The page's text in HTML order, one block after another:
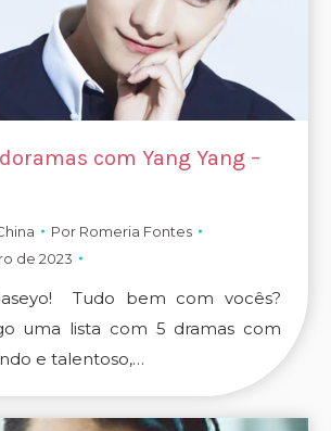
com Yang Yang –
Por Romeria Fontes
de 2023
Tudo bem com vocês?
uma lista com 5 dramas com
e talentoso,…